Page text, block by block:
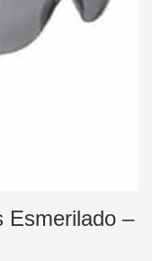
Esmerilado –